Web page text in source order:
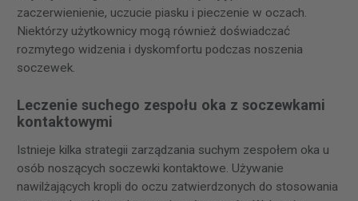
zaczerwienienie, uczucie piasku i pieczenie w oczach.
Niektórzy użytkownicy mogą również doświadczać
rozmytego widzenia i dyskomfortu podczas noszenia
soczewek.
Leczenie suchego zespołu oka z soczewkami
kontaktowymi
Istnieje kilka strategii zarządzania suchym zespołem oka u
osób noszących soczewki kontaktowe. Używanie
nawilżających kropli do oczu zatwierdzonych do stosowania